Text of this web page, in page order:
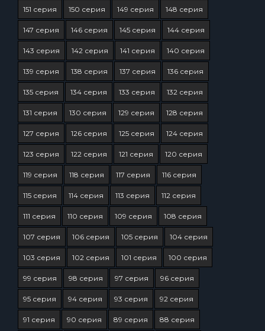
151 серия 150 серия 149 серия 148 серия
147 серия 146 серия 145 серия 144 серия
143 серия 142 серия 141 серия 140 серия
139 серия 138 серия 137 серия 136 серия
135 серия 134 серия 133 серия 132 серия
131 серия 130 серия 129 серия 128 серия
127 серия 126 серия 125 серия 124 серия
123 серия 122 серия 121 серия 120 серия
119 серия 118 серия 117 серия 116 серия
115 серия 114 серия 113 серия 112 серия
111 серия 110 серия 109 серия 108 серия
107 серия 106 серия 105 серия 104 серия
103 серия 102 серия 101 серия 100 серия
99 серия 98 серия 97 серия 96 серия
95 серия 94 серия 93 серия 92 серия
91 серия 90 серия 89 серия 88 серия